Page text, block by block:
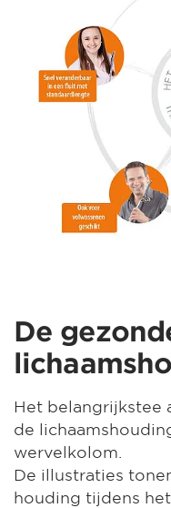
De
Het belangrijkstee
de
wervelkolom.
De illustraties
houding tijdens